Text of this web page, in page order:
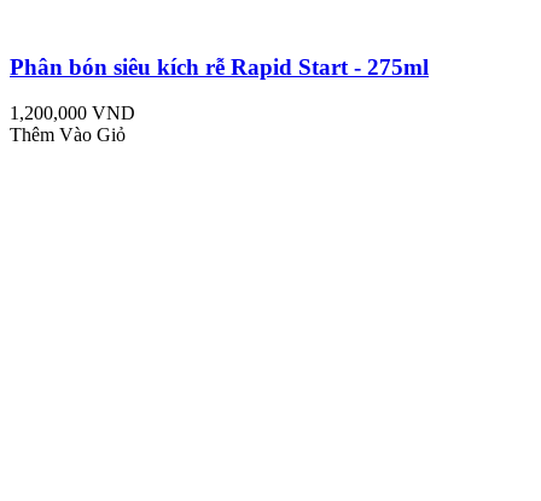
Phân bón siêu kích rễ Rapid Start - 275ml
1,200,000 VND
Thêm Vào Giỏ